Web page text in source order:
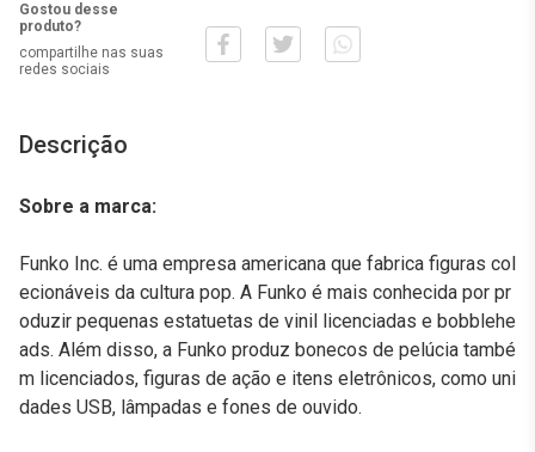
Gostou desse
produto?
compartilhe nas suas
redes sociais
Descrição
Sobre a marca:
Funko Inc. é uma empresa americana que fabrica figuras col
ecionáveis da cultura pop. A Funko é mais conhecida por pr
oduzir pequenas estatuetas de vinil licenciadas e bobblehe
ads. Além disso, a Funko produz bonecos de pelúcia també
m licenciados, figuras de ação e itens eletrônicos, como uni
dades USB, lâmpadas e fones de ouvido.